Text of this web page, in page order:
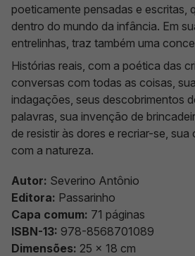
poeticamente pensadas e escritas,
dentro do mundo da infância. Em
entrelinhas, traz também uma
Histórias reais, com a poética das
conversas com todas as coisas,
indagações, seus descobrimentos
palavras, sua invenção de
de resistir às dores e recriar-se,
com a natureza.
Autor: Severino Antônio
Editora: Passarinho
Capa comum: 71 páginas
ISBN-13: 978-8568701089
Dimensões: 25 x 18 cm